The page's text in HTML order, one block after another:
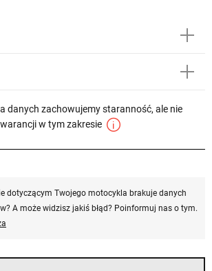
danych zachowujemy staranność, ale nie
w tym zakresie
dotyczącym Twojego motocykla brakuje danych
A może widzisz jakiś błąd? Poinformuj nas o tym.